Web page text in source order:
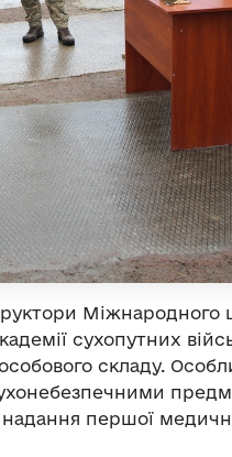
Міжнародного
сухопутних
складу.
першої